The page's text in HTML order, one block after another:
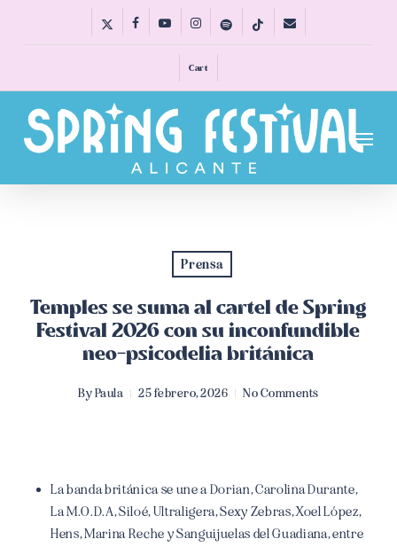
x-
facebookyoutubeinstagramspotify tiktok email
Cart
Menu
Prensa
Temples se suma al cartel de Spring
Festival 2026 con su inconfundible
neo-psicodelia británica
ByPaula 25 febrero, 2026 No Comments
La banda británica se une a Dorian, Carolina Durante,
La M.O.D.A, Siloé, Ultraligera, Sexy Zebras, Xoel López,
Hens, Marina Reche y Sanguijuelas del Guadiana, entre